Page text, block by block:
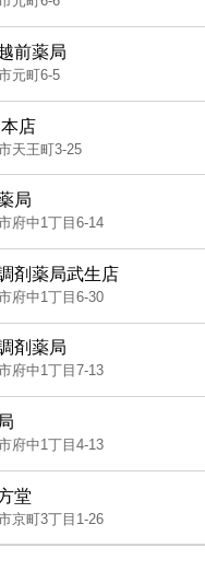
前薬局
元町6-5
店
天王町3-25
局
府中1丁目6-14
剤薬局武生店
府中1丁目6-30
剤薬局
府中1丁目7-13
府中1丁目4-13
堂
京町3丁目1-26